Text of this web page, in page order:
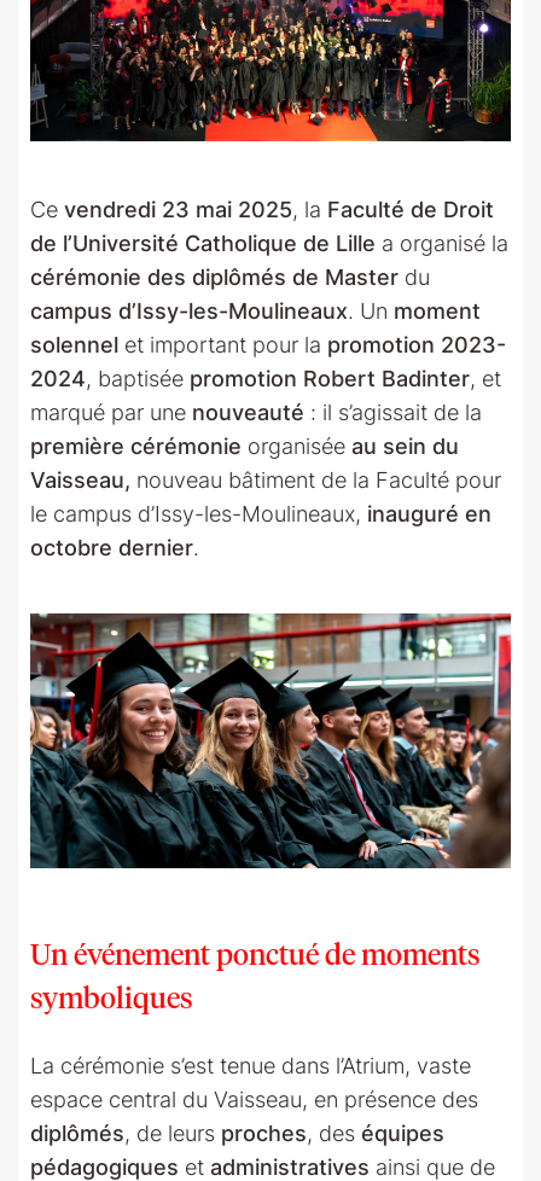
Ce vendredi 23 mai 2025, la Faculté de Droit
de l’Université Catholique de Lille a organisé la
cérémonie des diplômés de Master du
campus d’Issy-les-Moulineaux. Un moment
solennel et important pour la promotion 2023-
2024, baptisée promotion Robert Badinter, et
marqué par une nouveauté : il s’agissait de la
première cérémonie organisée au sein du
Vaisseau, nouveau bâtiment de la Faculté pour
le campus d’Issy-les-Moulineaux, inauguré en
octobre dernier.
Un événement ponctué de moments
symboliques
La cérémonie s’est tenue dans l’Atrium, vaste
espace central du Vaisseau, en présence des
diplômés, de leurs proches, des équipes
pédagogiques et administratives ainsi que de